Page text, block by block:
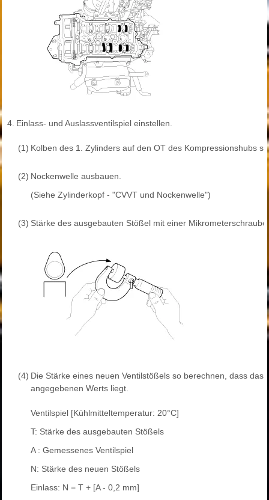
4. Einlass- und Auslassventilspiel einstellen.
(1) Kolben des 1. Zylinders auf den OT des Kompressionshubs
(2) Nockenwelle ausbauen.
(Siehe Zylinderkopf - "CVVT und Nockenwelle")
(3) Stärke des ausgebauten Stößel mit einer
(4) Die Stärke eines neuen Ventilstößels so berechnen, dass das
angegebenen Werts liegt.
Ventilspiel [Kühlmitteltemperatur: 20°C]
T: Stärke des ausgebauten Stößels
A : Gemessenes Ventilspiel
N: Stärke des neuen Stößels
Einlass: N = T + [A - 0,2 mm]